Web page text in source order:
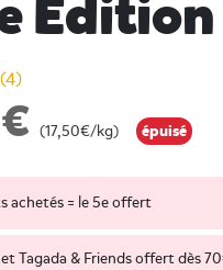
Edition
of 5 Customer Rating
(4)
(17,50€/kg) épuisé
achetés = le 5e offert
Tagada & Friends offert dès